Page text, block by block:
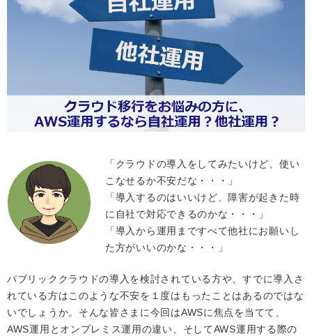
「クラウドの導入をしてみたいけど、使い
こなせるか不安だな・・・」
「導入するのはいいけど、障害が起きた時
に自社で対応できるのかな・・・」
「導入から運用まですべて他社にお願いし
た方がいいのかな・・・」
パブリッククラウドの導入を検討されている方や、すでに導入さ
れている方はこのような不安を１度はもったことはあるのではな
いでしょうか。そんな皆さまに今回はAWSに焦点を当てて、
AWS運用とオンプレミス運用の違い、そしてAWS運用する際の